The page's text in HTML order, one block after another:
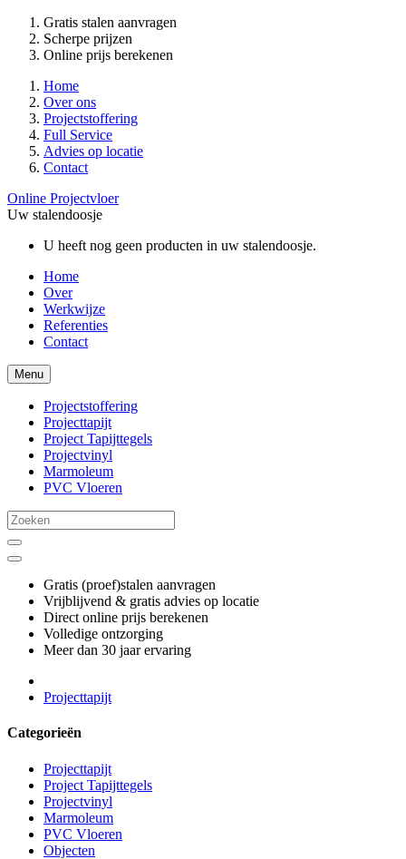
Gratis stalen aanvragen
Scherpe prijzen
Online prijs berekenen
Home
Over ons
Projectstoffering
Full Service
Advies op locatie
Contact
Online Projectvloer
Uw stalendoosje
U heeft nog geen producten in uw stalendoosje.
Home
Over
Werkwijze
Referenties
Contact
Menu
Projectstoffering
Projecttapijt
Project Tapijttegels
Projectvinyl
Marmoleum
PVC Vloeren
Gratis (proef)stalen aanvragen
Vrijblijvend & gratis advies op locatie
Direct online prijs berekenen
Volledige ontzorging
Meer dan 30 jaar ervaring
Projecttapijt
Categorieën
Projecttapijt
Project Tapijttegels
Projectvinyl
Marmoleum
PVC Vloeren
Objecten